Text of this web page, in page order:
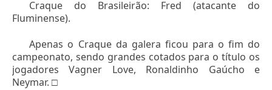
Craque do Brasileirão: Fred (atacante do
Fluminense).
Apenas o Craque da galera ficou para o fim do
campeonato, sendo grandes cotados para o título os
jogadores Vagner Love, Ronaldinho Gaúcho e
Neymar. □